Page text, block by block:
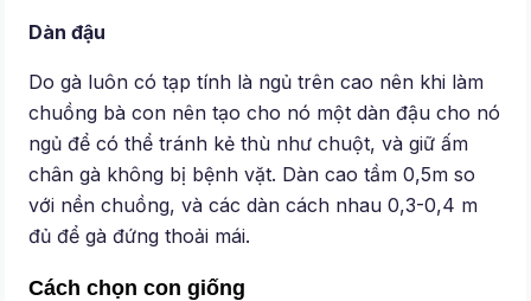
Dàn đậu
Do gà luôn có tạp tính là ngủ trên cao nên khi làm
chuồng bà con nên tạo cho nó một dàn đậu cho nó
ngủ để có thể tránh kẻ thù như chuột, và giữ ấm
chân gà không bị bệnh vặt. Dàn cao tầm 0,5m so
với nền chuồng, và các dàn cách nhau 0,3-0,4 m
đủ để gà đứng thoải mái.
Cách chọn con giống